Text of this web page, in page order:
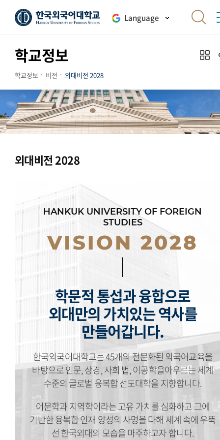
Language
학교정보
학교정보 비전 외대비전 2028
외대비전 2028
HANKUK UNIVERSITY OF FOREIGN
STUDIES
VISION 2028
학문적 통섭과 융합으로
외대만의 가치있는 역사를
만들어갑니다.
한국외국어대학교는 45개의 전문화된 외국어교육을
바탕으로 인문, 상경, 사회 법, 이공학을아우르는 세계
수준의 글로벌 융복합 선도대학을 지향합니다.
어문학과 지역학이라는 고유 가치를 심화하고 그에
기반한 융복합 인재 양성의 사명을 다해 세계 속에 우뚝
선 한국외대의 모습을 마주하고자 합니다.